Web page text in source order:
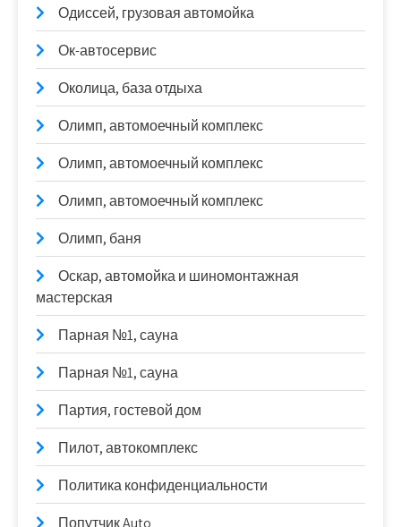
Одиссей, грузовая автомойка
Ок-автосервис
Околица, база отдыха
Олимп, автомоечный комплекс
Олимп, автомоечный комплекс
Олимп, автомоечный комплекс
Олимп, баня
Оскар, автомойка и шиномонтажная
мастерская
Парная №1, сауна
Парная №1, сауна
Партия, гостевой дом
Пилот, автокомплекс
Политика конфиденциальности
Попутчик Auto